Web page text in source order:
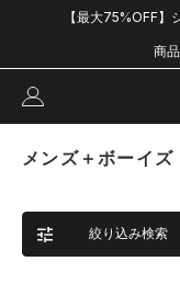
【最大75%OFF】
商
メンズ＋ボーイ
絞り込み検索